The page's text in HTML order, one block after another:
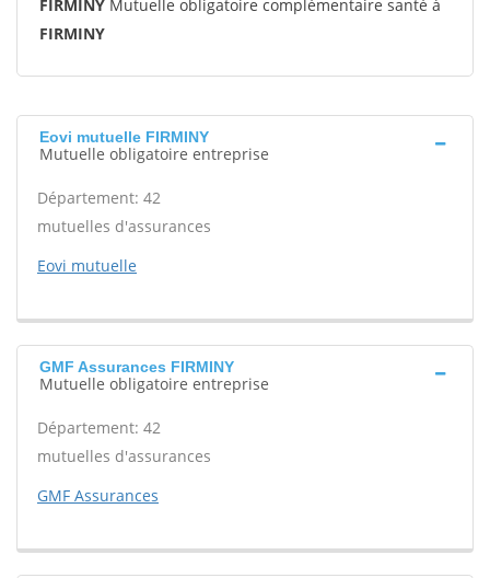
FIRMINY Mutuelle obligatoire complémentaire santé à
FIRMINY
Eovi mutuelle FIRMINY
Mutuelle obligatoire entreprise
Département: 42
mutuelles d'assurances
Eovi mutuelle
GMF Assurances FIRMINY
Mutuelle obligatoire entreprise
Département: 42
mutuelles d'assurances
GMF Assurances